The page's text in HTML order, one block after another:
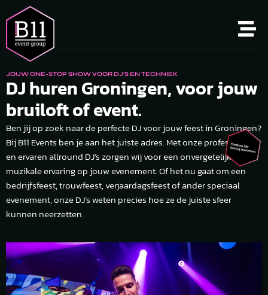
JOUW ONE-STOP SHOW VOOR DJ'S EN TECHNIEK
DJ huren Groningen, voor jouw
bruiloft of event.
Ben jij op zoek naar de perfecte DJ voor jouw feest in Groningen?
Bij B11 Events ben je aan het juiste adres. Met onze professionele
en ervaren allround DJ’s zorgen wij voor een onvergetelijke
muzikale ervaring op jouw evenement. Of het nu gaat om een
bedrijfsfeest, trouwfeest, verjaardagsfeest of ander speciaal
evenement, onze DJ’s weten precies hoe ze de juiste sfeer
kunnen neerzetten.